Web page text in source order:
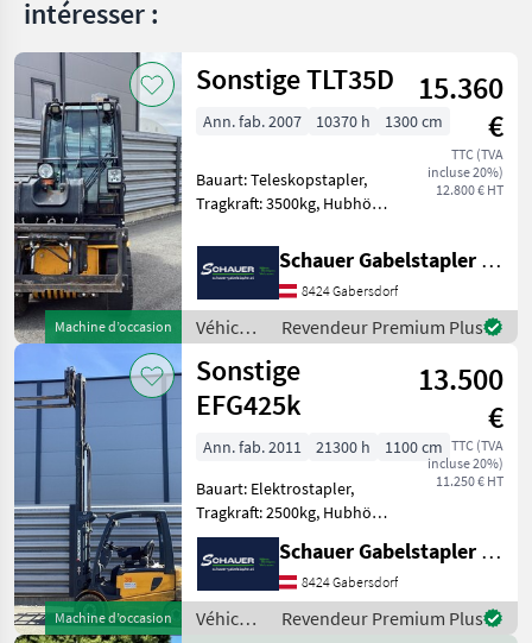
Giant
tous
les 50
MARKETPLACE
Marketplace
Offres des
distributeurs
Petites
intéresser :
Machine d’occasion
Sonstige TLT35D
15.360
€
TTC (TVA
incluse 20%)
12.800 € HT
Ann. fab. 2007 10370 h 1300 cm
Bauart: Teleskopstapler,
Tragkraft: 3500kg, Hubhöhe:
10V , Bereifung vorne:
Vollgummi Einfach 60 - 80%
, Bereifung hinten:
Vollgummi Einfac
Schauer Gabelstapler GmbH
8424 Gabersdorf
Véhicules
agricoles
à
moteur /
Sonstige
Revendeur Premium Plus
Machine d’occasion
Sonstige
EFG425k
13.500
€
TTC (TVA
incluse 20%)
11.250 € HT
Ann. fab. 2011 21300 h
1100 cm
Bauart: Elektrostapler,
Tragkraft: 2500kg, Hubhöhe:
4450mm, Bauhöhe:
2060mm, Freihub: 1530mm,
Gabellänge: 1200mm,
Batterie: Hawker PzS Bj.
2017 80V 650Ah , Bereifung
Schauer Gabelstapler GmbH
8424 Gabersdorf
Véhicules
Revendeur Premium Plus